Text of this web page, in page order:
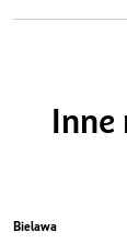
Inne
Bielawa